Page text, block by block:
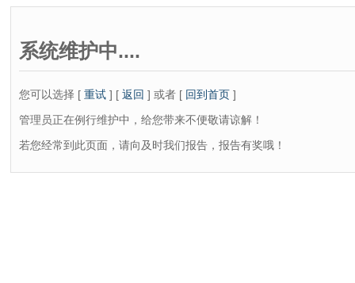
系统维护中....
您可以选择 [ 重试 ] [ 返回 ] 或者 [ 回到首页 ]
管理员正在例行维护中，给您带来不便敬请谅解！
若您经常到此页面，请向及时我们报告，报告有奖哦！